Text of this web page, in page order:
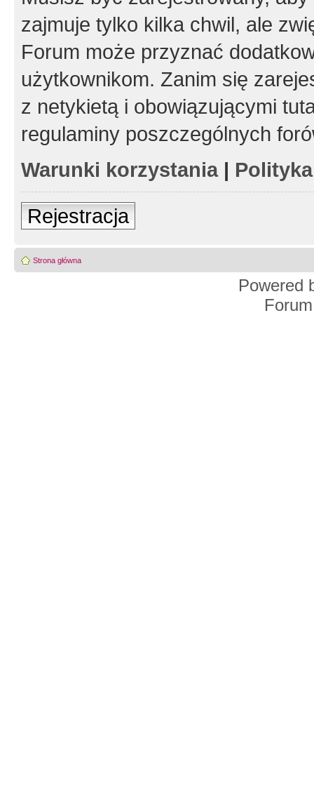
zajmuje tylko kilka chwil, ale
Forum może przyznać
użytkownikom. Zanim się
z netykietą i obowiązującymi
regulaminy poszczególnych
Warunki korzystania|
Rejestracja
Strona główna
Powered